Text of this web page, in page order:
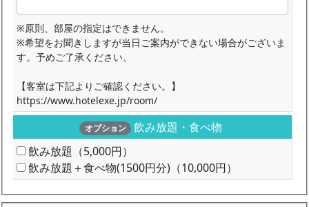
※原則、部屋の指定はできません。
※希望をお聞きしますが当日ご案内ができない場合がございま
す。予めご了承ください。
【客室は下記よりご確認ください。】
https://www.hotelexe.jp/room/
オプション
飲み放題・食べ物
飲み放題（5,000円）
飲み放題＋食べ物(1500円分)（10,000円）